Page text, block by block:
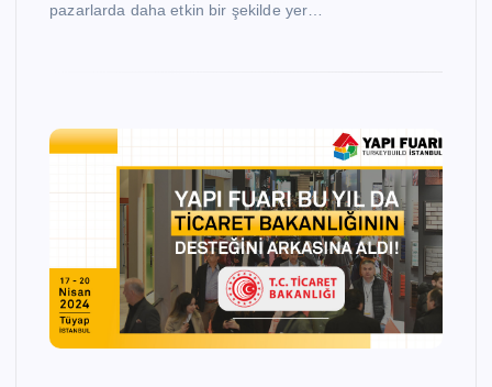
pazarlarda daha etkin bir şekilde yer…